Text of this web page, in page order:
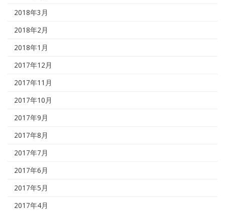
2018年3月
2018年2月
2018年1月
2017年12月
2017年11月
2017年10月
2017年9月
2017年8月
2017年7月
2017年6月
2017年5月
2017年4月